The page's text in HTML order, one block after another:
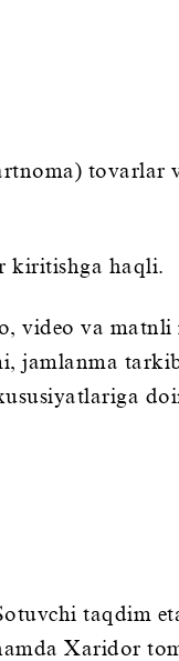
tovarlar
kiritishga haqli.
video va
jamlanma
taqdim
Xaridor